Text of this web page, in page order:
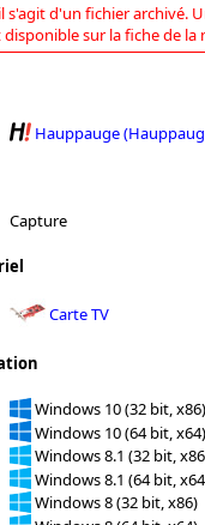
s'agit d'un fichier archivé.
disponible sur la fiche de
Hauppauge
Capture
Carte TV
Windows 10 (32 bit, x86)
Windows 10 (64 bit, x64)
Windows 8.1 (32 bit,
Windows 8.1 (64 bit,
Windows 8 (32 bit, x86)